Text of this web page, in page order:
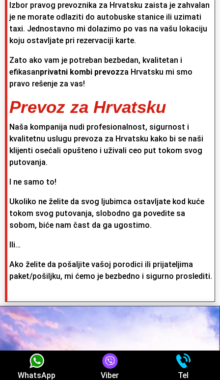
Izbor pravog prevoznika za Hrvatsku zaista je zahvalan
je ne morate odlaziti do autobuske stanice ili uzimati
taxi. Jednostavno mi dolazimo po vas na vašu lokaciju
koju ostavljate pri rezervaciji karte.
Zato ako vam je potreban bezbedan, kvalitetan i
efikasanprivatni kombi prevozza Hrvatsku mi smo
pravo rešenje za vas!
Prevoz za Hrvatsku
Naša kompanija nudi profesionalnost, sigurnost i
kvalitetnu uslugu prevoza za Hrvatsku kako bi se naši
klijenti osećali opušteno i uživali ceo put tokom svog
putovanja.
I ne samo to!
Ukoliko ne želite da svog ljubimca ostavljate kod kuće
tokom svog putovanja, slobodno ga povedite sa
sobom, biće nam čast da ga ugostimo.
Ili…
Ako želite da pošaljite vašoj porodici ili prijateljima
paket/pošiljku, mi ćemo je bezbedno i sigurno proslediti.
WhatsApp Viber Tel